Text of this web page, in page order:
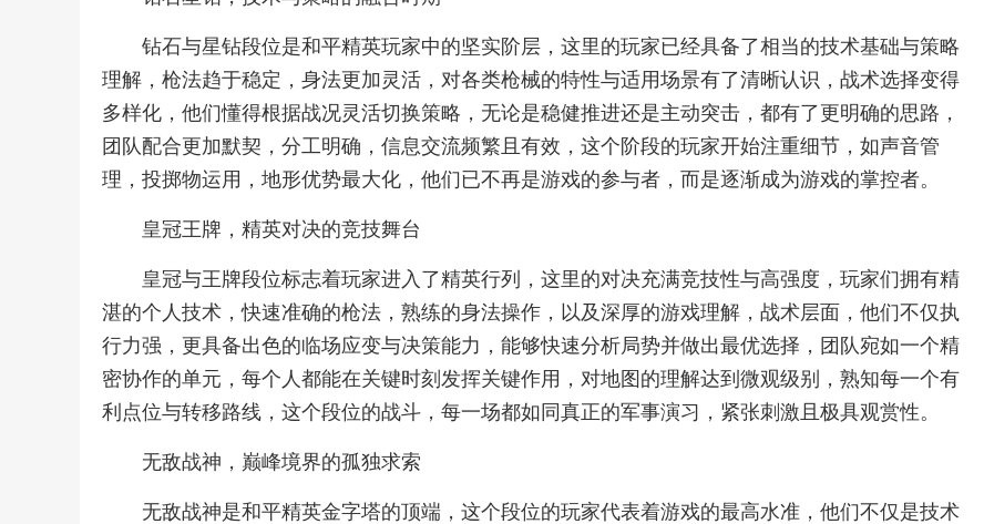
钻石与星钻段位是和平精英玩家中的坚实阶层，这里的玩家已经具备了相当的技术基础与策略
理解，枪法趋于稳定，身法更加灵活，对各类枪械的特性与适用场景有了清晰认识，战术选择变得
多样化，他们懂得根据战况灵活切换策略，无论是稳健推进还是主动突击，都有了更明确的思路，
团队配合更加默契，分工明确，信息交流频繁且有效，这个阶段的玩家开始注重细节，如声音管
理，投掷物运用，地形优势最大化，他们已不再是游戏的参与者，而是逐渐成为游戏的掌控者。
皇冠王牌，精英对决的竞技舞台
皇冠与王牌段位标志着玩家进入了精英行列，这里的对决充满竞技性与高强度，玩家们拥有精
湛的个人技术，快速准确的枪法，熟练的身法操作，以及深厚的游戏理解，战术层面，他们不仅执
行力强，更具备出色的临场应变与决策能力，能够快速分析局势并做出最优选择，团队宛如一个精
密协作的单元，每个人都能在关键时刻发挥关键作用，对地图的理解达到微观级别，熟知每一个有
利点位与转移路线，这个段位的战斗，每一场都如同真正的军事演习，紧张刺激且极具观赏性。
无敌战神，巅峰境界的孤独求索
无敌战神是和平精英金字塔的顶端，这个段位的玩家代表着游戏的最高水准，他们不仅是技术